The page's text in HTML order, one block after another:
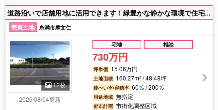
道路沿いで店舗用地に活用できます！緑豊かな静かな環境で住宅用地としても適します！ 近くでシュノーケリング、ダイビング、サーフィンが楽しめます。（大度浜海岸まで2.7Km！米須海岸まで2.9Km！）
売買土地
糸満市摩文仁
12枚
2026/08/04更新
宅地 相談
730万円
坪単価 15.06万円
土地面積 160.27m² / 48.48坪
建ぺい率/容積率 60% / 200%
用途地域 無指定
都市計画 市街化調整区域